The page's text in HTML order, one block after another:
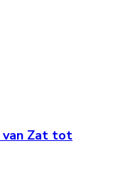
van Zat tot